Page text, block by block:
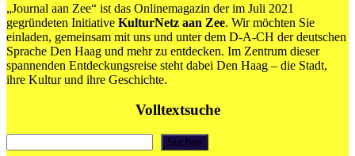
„Journal aan Zee“ ist das Onlinemagazin der im Juli 2021
gegründeten Initiative KulturNetz aan Zee. Wir möchten Sie
einladen, gemeinsam mit uns und unter dem D-A-CH der deutschen
Sprache Den Haag und mehr zu entdecken. Im Zentrum dieser
spannenden Entdeckungsreise steht dabei Den Haag – die Stadt,
ihre Kultur und ihre Geschichte.
Volltextsuche
Suchen